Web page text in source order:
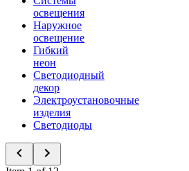
освещения
Наружное
освещение
Гибкий
неон
Светодиодный
декор
Электроустановочные
изделия
Светодиоды